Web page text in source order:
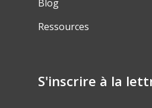
Blog
Ressources
S'inscrire à la